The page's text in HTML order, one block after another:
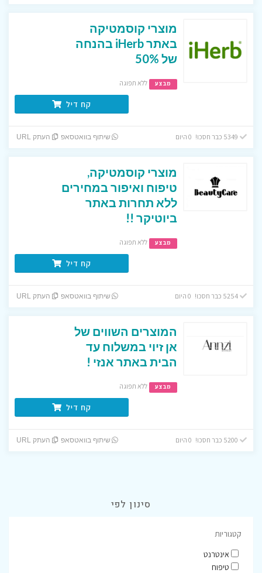
מוצרי קוסמטיקה
באתר iHerb בהנחה
של 50%
מבצע ללא תפוגה
קח דיל
שיתוף בוואטסאפ העתק URL
מוצרי קוסמטיקה,
טיפוח ואיפור במחירים
ללא תחרות באתר
ביוטיקר !!
מבצע ללא תפוגה
קח דיל
5254 כבר חסכו! 0 היום שיתוף בוואטסאפ העתק URL
המוצרים השווים של
אן זיוי במשלוח עד
הבית באתר אנזי !
מבצע ללא תפוגה
קח דיל
שיתוף בוואטסאפ העתק URL
סינון לפי
קטגוריות
אינטרנט
טיפוח